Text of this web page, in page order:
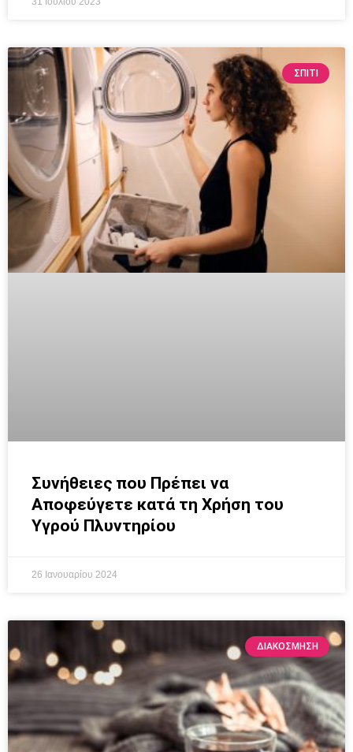
ΣΠΙΤΙ
Συνήθειες που Πρέπει να
Αποφεύγετε κατά τη Χρήση του
Υγρού Πλυντηρίου
26 Ιανουαρίου 2024
ΔΙΑΚΌΣΜΗΣΗ